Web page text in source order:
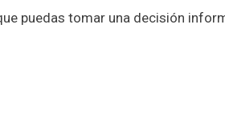
puedas tomar una decisión